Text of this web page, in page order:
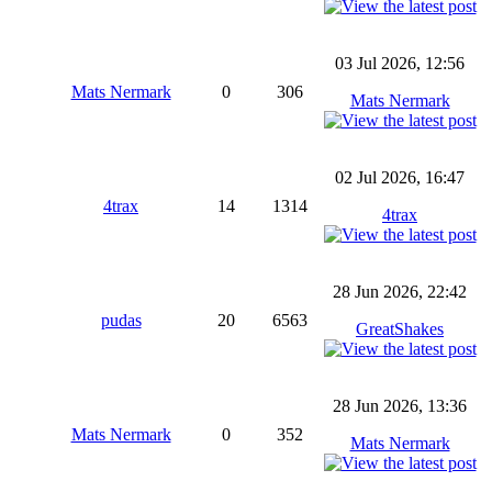
Mats Nermark 0 306
03 Jul 2026, 12:56
Mats Nermark
4trax 14 1314
02 Jul 2026, 16:47
4trax
pudas 20 6563
28 Jun 2026, 22:42
GreatShakes
Mats Nermark 0 352
28 Jun 2026, 13:36
Mats Nermark